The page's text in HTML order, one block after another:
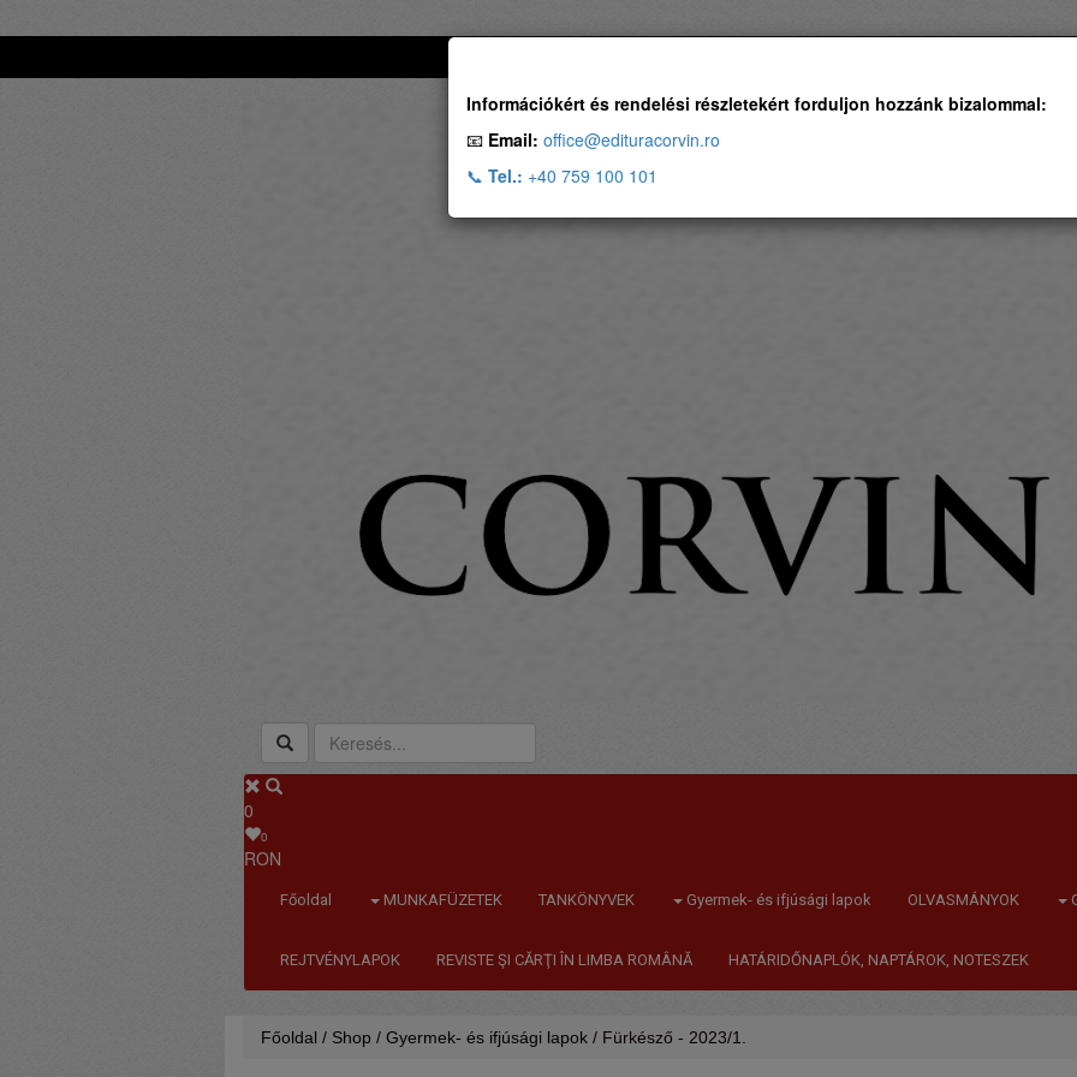
0
0
RON
Főoldal MUNKAFÜZETEK TANKÖNYVEK Gyermek- és ifjúsági lapok OLVASMÁNYOK
REJTVÉNYLAPOK REVISTE ŞI CĂRŢI ÎN LIMBA ROMÂNĂ HATÁRIDŐNAPLÓK, NAPTÁROK, NOTESZEK
Főoldal / Shop / Gyermek- és ifjúsági lapok / Fürkésző - 2023/1.
Információkért és rendelési részletekért forduljon hozzánk bizalommal:
📧 Email: office@edituracorvin.ro
📞 Tel.: +40 759 100 101